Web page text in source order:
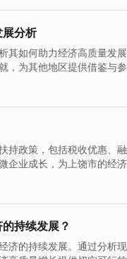
分析
其如何助力经济高质量发
，为其他地区提供借鉴与
持政策，包括税收优惠、
企业成长，为上饶市的经
持续发展？
济的持续发展。通过分析